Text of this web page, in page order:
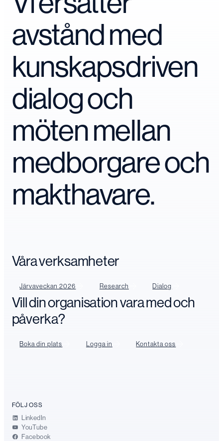
avstånd med
kunskapsdriven
dialog och
möten mellan
medborgare och
makthavare.
Våra verksamheter
Järvaveckan 2026 Research Dialog
Vill din organisation vara med och
påverka?
Boka din plats Logga in Kontakta oss
FÖLJ OSS
LinkedIn
YouTube
Facebook